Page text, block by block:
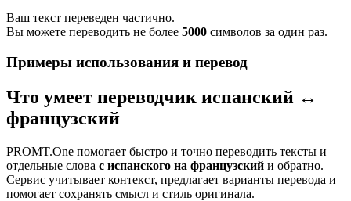
Ваш текст переведен частично.
Вы можете переводить не более 5000 символов за один раз.
Примеры использования и перевод
Что умеет переводчик испанский ↔
французский
PROMT.One помогает быстро и точно переводить тексты и
отдельные слова с испанского на французский и обратно.
Сервис учитывает контекст, предлагает варианты перевода и
помогает сохранять смысл и стиль оригинала.